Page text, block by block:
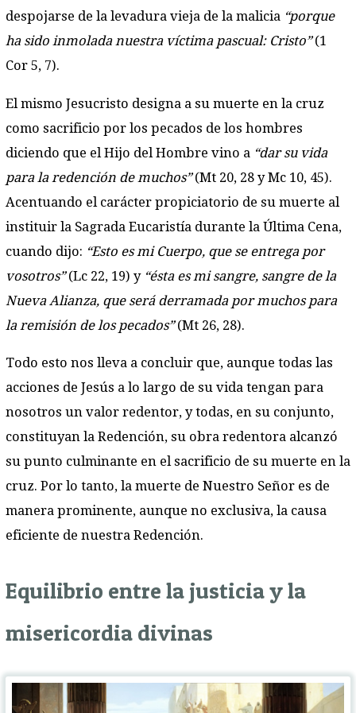
despojarse de la levadura vieja de la malicia “porque
ha sido inmolada nuestra víctima pascual: Cristo”(1
Cor 5, 7).
El mismo Jesucristo designa a su muerte en la cruz
como sacrificio por los pecados de los hombres
diciendo que el Hijo del Hombre vino a “dar su vida
para la redención de muchos”(Mt 20, 28 y Mc 10, 45).
Acentuando el carácter propiciatorio de su muerte al
instituir la Sagrada Eucaristía durante la Última Cena,
cuando dijo: “Esto es mi Cuerpo, que se entrega por
vosotros”(Lc 22, 19) y “ésta es mi sangre, sangre de la
Nueva Alianza, que será derramada por muchos para
la remisión de los pecados”(Mt 26, 28).
Todo esto nos lleva a concluir que, aunque todas las
acciones de Jesús a lo largo de su vida tengan para
nosotros un valor redentor, y todas, en su conjunto,
constituyan la Redención, su obra redentora alcanzó
su punto culminante en el sacrificio de su muerte en la
cruz. Por lo tanto, la muerte de Nuestro Señor es de
manera prominente, aunque no exclusiva, la causa
eficiente de nuestra Redención.
Equilibrio entre la justicia y la
misericordia divinas